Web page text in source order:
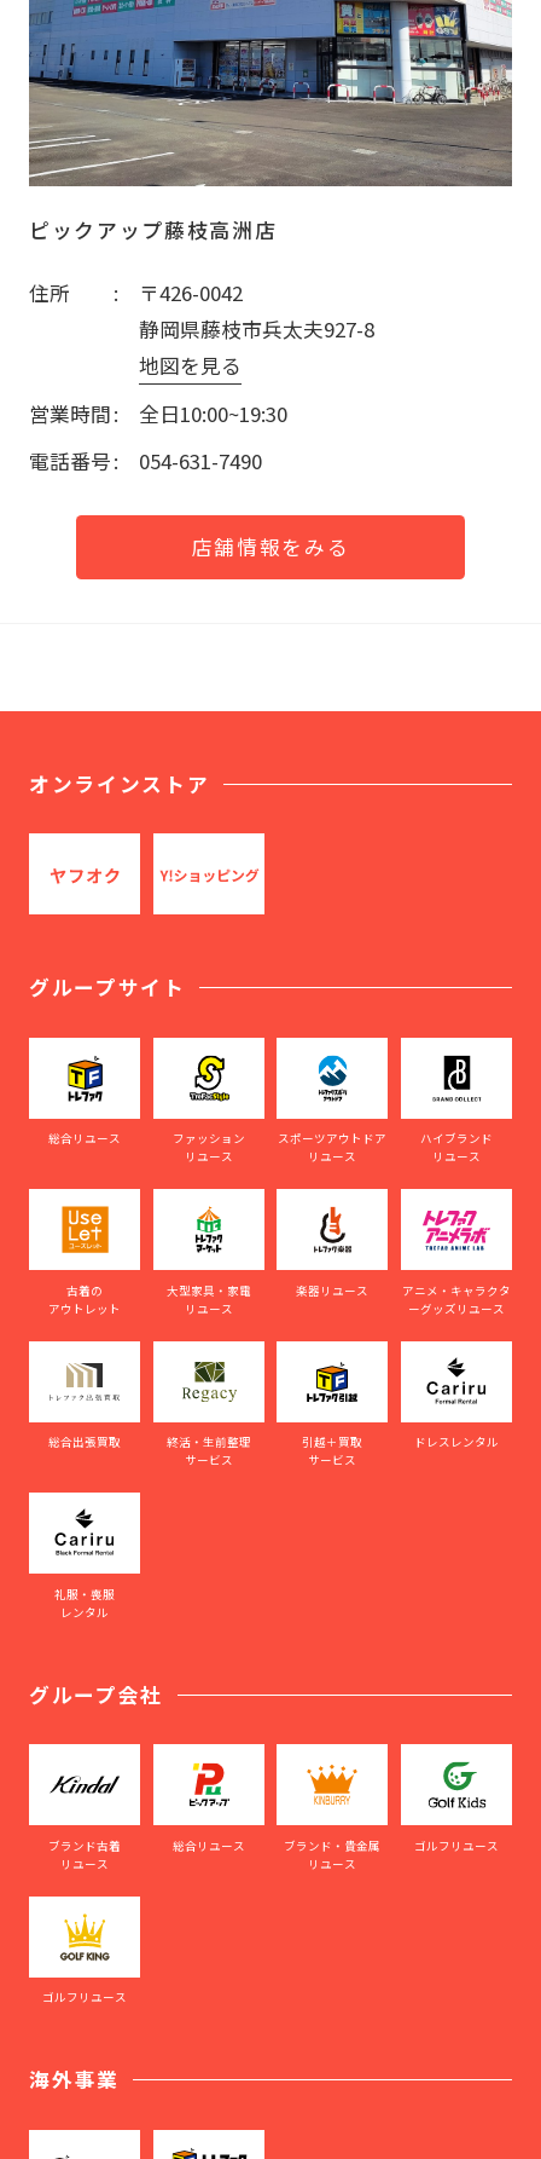
ピックアップ藤枝高洲店
住所
〒426-0042
静岡県藤枝市兵太夫927-8
地図を見る
営業時間
全日10:00~19:30
電話番号
054-631-7490
店舗情報をみる
オンラインストア
グループサイト
総合リユース
ファッション
リユース
スポーツアウトドア
リユース
ハイブランド
リユース
古着の
アウトレット
大型家具・家電
リユース
楽器リユース
アニメ・キャラクタ
ーグッズリユース
総合出張買取
終活・生前整理
サービス
引越＋買取
サービス
ドレスレンタル
礼服・喪服
レンタル
グループ会社
ブランド古着
リユース
総合リユース
ブランド・貴金属
リユース
ゴルフリユース
ゴルフリユース
海外事業